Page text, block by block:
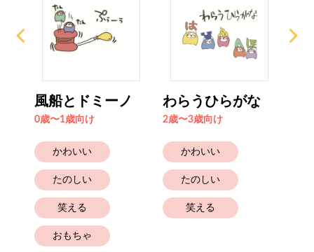
風船とドミーノ
0歳〜1歳向け
かわいい
たのしい
笑える
おもちゃ
わらうひらがな
2歳〜3歳向け
かわいい
たのしい
笑える